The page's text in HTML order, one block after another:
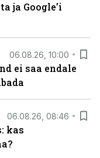
ja Google’i
06.08.26, 10:00
ei saa endale
06.08.26, 08:46
kas